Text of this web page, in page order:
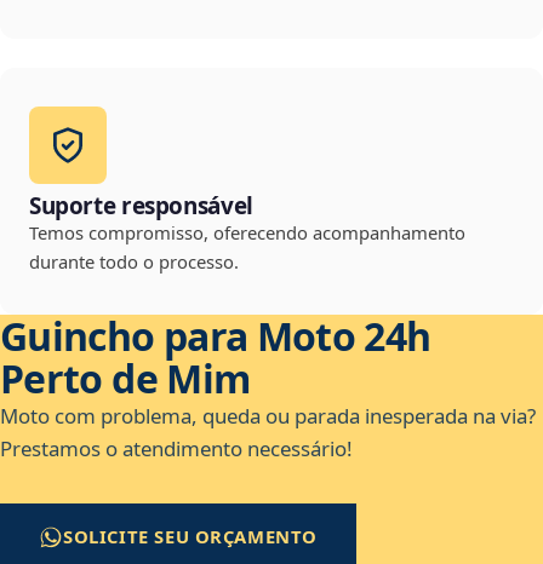
Suporte responsável
Temos compromisso, oferecendo acompanhamento
durante todo o processo.
Guincho para Moto 24h
Perto de Mim
Moto com problema, queda ou parada inesperada na via?
Prestamos o atendimento necessário!
SOLICITE SEU ORÇAMENTO